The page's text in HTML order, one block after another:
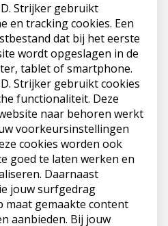
Strijker gebruikt
en tracking cookies. Een
dat bij het eerste
wordt opgeslagen in de
tablet of smartphone.
Strijker gebruikt cookies
functionaliteit. Deze
naar behoren werkt
voorkeursinstellingen
cookies worden ook
goed te laten werken en
Daarnaast
jouw surfgedrag
maat gemaakte content
aanbieden. Bij jouw